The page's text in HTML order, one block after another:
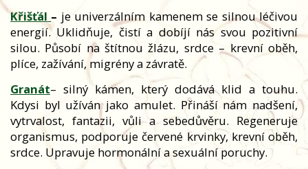
Křišťál – je univerzálním kamenem se silnou léčivou
energií. Uklidňuje, čistí a dobíjí nás svou pozitivní
silou. Působí na štítnou žlázu, srdce – krevní oběh,
plíce, zažívání, migrény a závratě.
Granát– silný kámen, který dodává klid a touhu.
Kdysi byl užíván jako amulet. Přináší nám nadšení,
vytrvalost, fantazii, vůli a sebedůvěru. Regeneruje
organismus, podporuje červené krvinky, krevní oběh,
srdce. Upravuje hormonální a sexuální poruchy.